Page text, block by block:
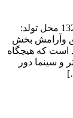
نتایج مشاهده همه نتایج زنجانپور، اکبر تولد: 1323/11/2 محل تولد:
وآرامش بخش
است که هیچگاه
و سینما دور